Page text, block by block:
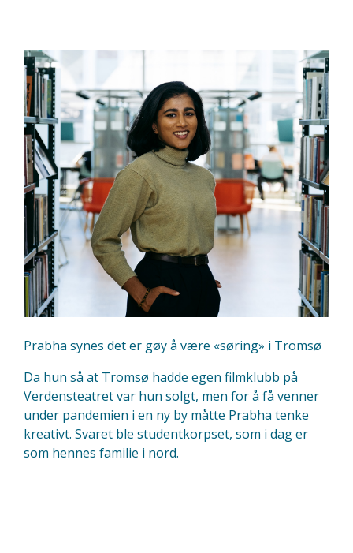
Prabha synes det er gøy å være «søring» i Tromsø
Da hun så at Tromsø hadde egen filmklubb på
Verdensteatret var hun solgt, men for å få venner
under pandemien i en ny by måtte Prabha tenke
kreativt. Svaret ble studentkorpset, som i dag er
som hennes familie i nord.